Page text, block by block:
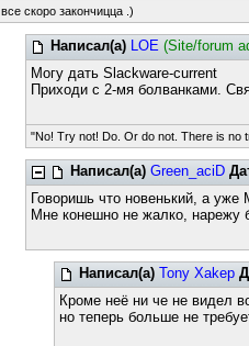
все скоро закончицца .)
Написал(а) LOE (Site/forum
Могу дать Slackware-current
Приходи с 2-мя болванками.
"No! Try not! Do. Or do not. There is no
Написал(а) Green_aciD
Говоришь что новенький, а уже
Мне конешно не жалко, нарежу
Написал(а) Tony Xakep
Кроме неё ни че не видел
но теперь больше не